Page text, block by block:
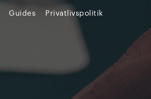
Guides Privatlivspolitik